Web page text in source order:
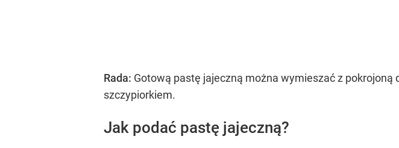
Rada: Gotową pastę jajeczną można wymieszać z
szczypiorkiem.
Jak podać pastę jajeczną?